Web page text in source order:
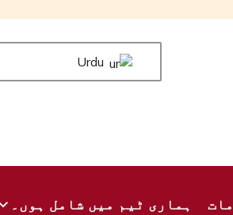
ہماری ٹیم میں شامل ہوں۔